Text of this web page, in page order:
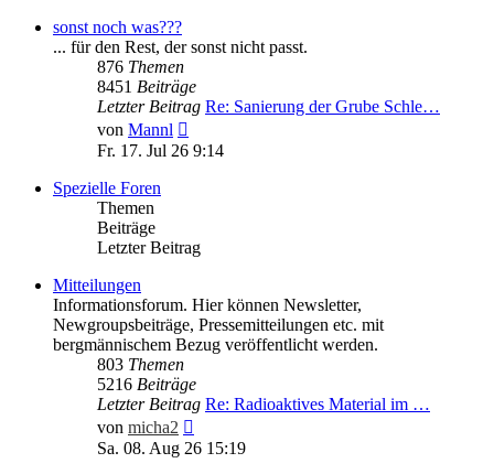
sonst noch was???
... für den Rest, der sonst nicht passt.
876 Themen
8451 Beiträge
Letzter Beitrag Re: Sanierung der Grube Schle…
von Mannl
Beitrag
Fr. 17. Jul 26 9:14
Spezielle Foren
Themen
Beiträge
Letzter Beitrag
Mitteilungen
Informationsforum. Hier können Newsletter,
Newgroupsbeiträge, Pressemitteilungen etc. mit
bergmännischem Bezug veröffentlicht werden.
803 Themen
5216 Beiträge
Letzter Beitrag Re: Radioaktives Material im …
von micha2
Beitrag
Sa. 08. Aug 26 15:19